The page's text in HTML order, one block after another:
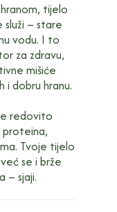
tijelo
– stare
vodu. I to
za zdravu,
mišiće
i dobru hranu.
redovito
proteina,
Tvoje tijelo
se i brže
– sjaji.